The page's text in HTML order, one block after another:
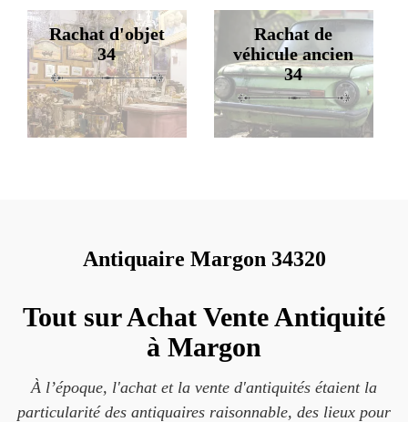
Rachat d'objet
34
Rachat de
véhicule ancien
34
Antiquaire Margon 34320
Tout sur Achat Vente Antiquité
à Margon
À l’époque, l'achat et la vente d'antiquités étaient la
particularité des antiquaires raisonnable, des lieux pour